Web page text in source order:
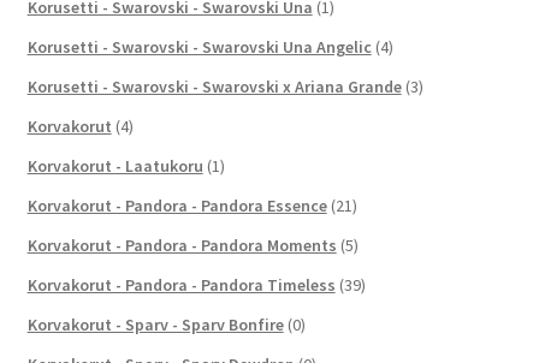
Korusetti - Swarovski - Swarovski Una (1)
Korusetti - Swarovski - Swarovski Una Angelic (4)
Korusetti - Swarovski - Swarovski x Ariana Grande (3)
Korvakorut (4)
Korvakorut - Laatukoru (1)
Korvakorut - Pandora - Pandora Essence (21)
Korvakorut - Pandora - Pandora Moments (5)
Korvakorut - Pandora - Pandora Timeless (39)
Korvakorut - Sparv - Sparv Bonfire (0)